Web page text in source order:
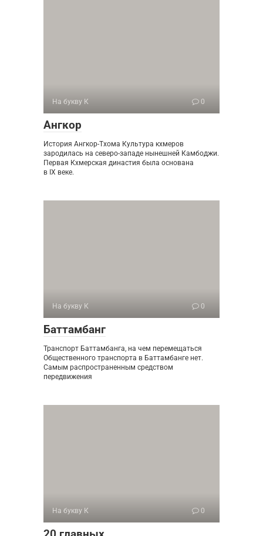
На букву К 0
Ангкор
История Ангкор-Тхома Культура кхмеров
зародилась на северо-западе нынешней Камбоджи.
Первая Кхмерская династия была основана
в IX веке.
На букву К 0
Баттамбанг
Транспорт Баттамбанга, на чем перемещаться
Общественного транспорта в Баттамбанге нет.
Самым распространенным средством
передвижения
На букву К 0